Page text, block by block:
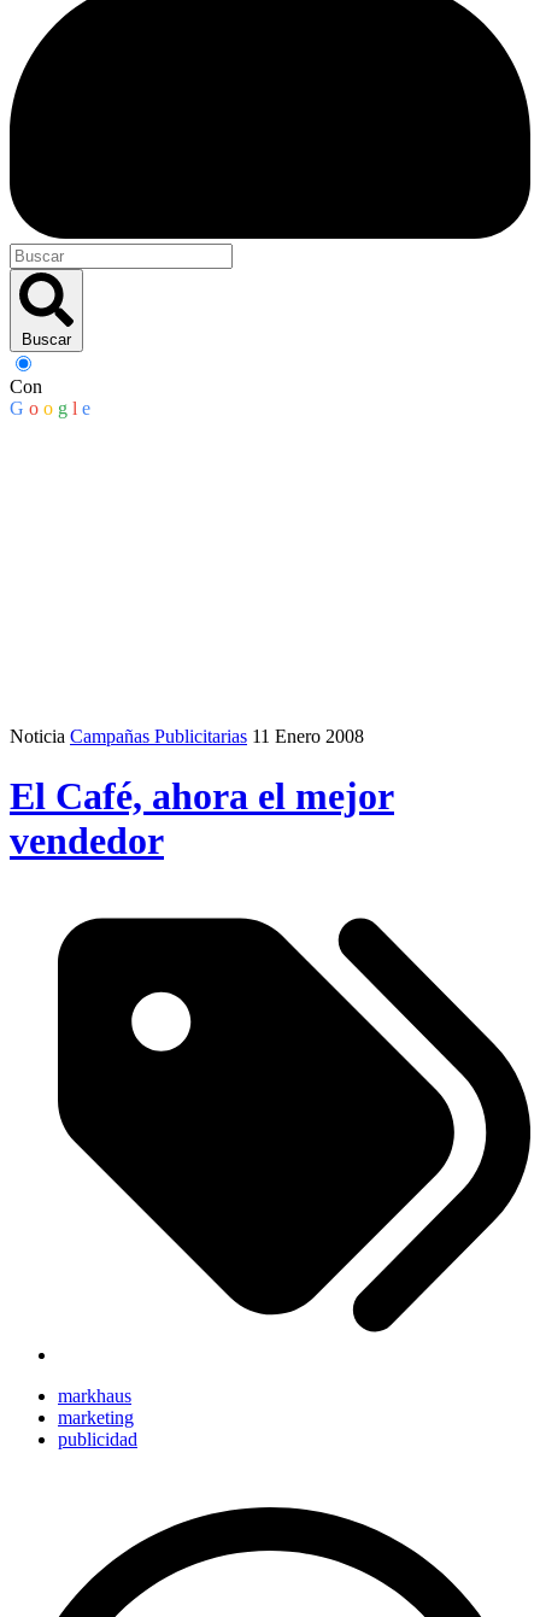
Buscar
Con
G o o g l e
Noticia Campañas Publicitarias 11 Enero 2008
El Café, ahora el mejor
vendedor
markhaus
marketing
publicidad